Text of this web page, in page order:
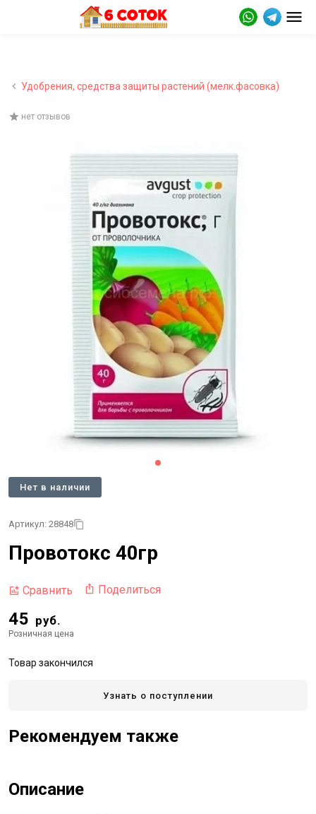
Удобрения, средства защиты растений (мелк.фасовка)
нет отзывов
Нет в наличии
Артикул: 28848
Провотокс 40гр
Сравнить Поделиться
45 руб.
Розничная цена
Товар закончился
Узнать о поступлении
Рекомендуем также
Описание